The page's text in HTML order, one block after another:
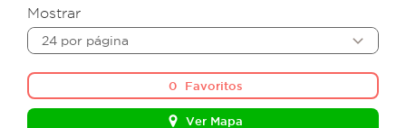
Mostrar
24 por página
0 Favoritos
Ver Mapa